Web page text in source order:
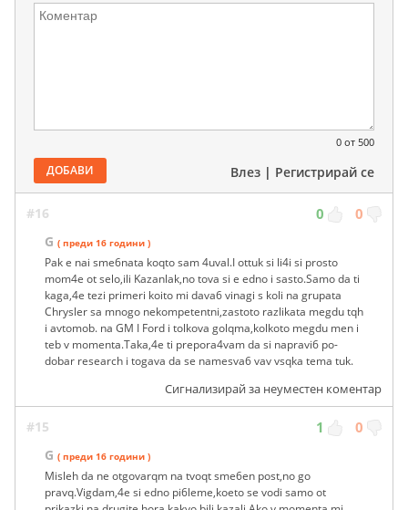
0 от 500
ДОБАВИ Влез | Регистрирай се
#16 0 0
G ( преди 16 години )
Pak e nai sme6nata koqto sam 4uval.I ottuk si li4i si prosto
mom4e ot selo,ili Kazanlak,no tova si e edno i sasto.Samo da ti
kaga,4e tezi primeri koito mi dava6 vinagi s koli na grupata
Chrysler sa mnogo nekompetentni,zastoto razlikata megdu tqh
i avtomob. na GM I Ford i tolkova golqma,kolkoto megdu men i
teb v momenta.Taka,4e ti prepora4vam da si napravi6 po-
dobar research i togava da se namesva6 vav vsqka tema tuk.
Сигнализирай за неуместен коментар
#15 1 0
G ( преди 16 години )
Misleh da ne otgovarqm na tvoqt sme6en post,no go
pravq.Vigdam,4e si edno pi6leme,koeto se vodi samo ot